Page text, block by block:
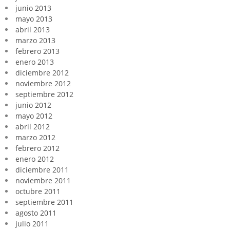
junio 2013
mayo 2013
abril 2013
marzo 2013
febrero 2013
enero 2013
diciembre 2012
noviembre 2012
septiembre 2012
junio 2012
mayo 2012
abril 2012
marzo 2012
febrero 2012
enero 2012
diciembre 2011
noviembre 2011
octubre 2011
septiembre 2011
agosto 2011
julio 2011